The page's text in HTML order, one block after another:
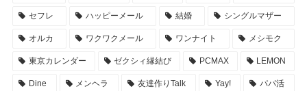
セフレ ハッピーメール 結婚 シングルマザー
オルカ ワクワクメール ワンナイト メシモク
東京カレンダー ゼクシィ縁結び PCMAX LEMON
Dine メンヘラ 友達作りTalk Yay! パパ活